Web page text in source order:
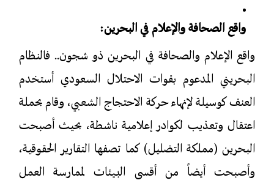
واقع الصحافة والإعلام في البحرين:
واقع الإعلام والصحافة في البحرين ذو شجون.. فالنظام
البحريني المدعوم بقوات الاحتلال السعودي أستخدم
العنف كوسيلة لإنهاء حركة الاحتجاج الشعبي، وقام بحملة
اعتقال وتعذيب لكوادر إعلامية ناشطة، بحيث أصبحت
البحرين (مملكة التضليل) كما تصفها التقارير الحقوقية،
وأصبحت أيضاً من أقسى البيئات لممارسة العمل